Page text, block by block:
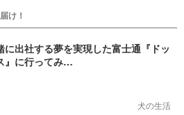
け！
に出社する夢を実現した富士通『ドッ
』に行ってみ…
犬の生活